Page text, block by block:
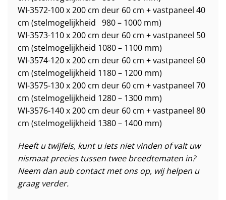
WI-3572-100 x 200 cm deur 60 cm + vastpaneel 40
cm (stelmogelijkheid 980 – 1000 mm)
WI-3573-110 x 200 cm deur 60 cm + vastpaneel 50
cm (stelmogelijkheid 1080 – 1100 mm)
WI-3574-120 x 200 cm deur 60 cm + vastpaneel 60
cm (stelmogelijkheid 1180 – 1200 mm)
WI-3575-130 x 200 cm deur 60 cm + vastpaneel 70
cm (stelmogelijkheid 1280 – 1300 mm)
WI-3576-140 x 200 cm deur 60 cm + vastpaneel 80
cm (stelmogelijkheid 1380 – 1400 mm)
Heeft u twijfels, kunt u iets niet vinden of valt uw
nismaat precies tussen twee breedtematen in?
Neem dan aub contact met ons op, wij helpen u
graag verder.